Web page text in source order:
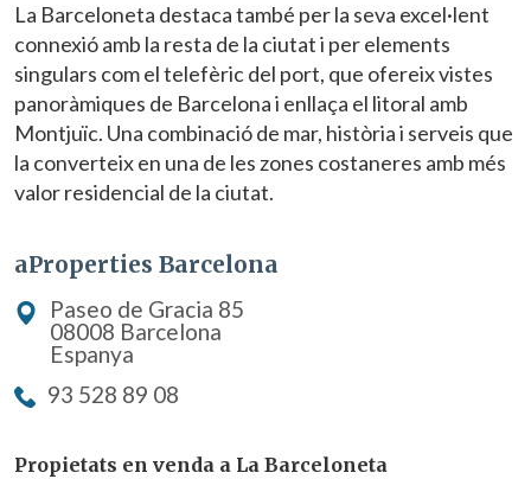
La Barceloneta destaca també per la seva excel·lent
connexió amb la resta de la ciutat i per elements
singulars com el telefèric del port, que ofereix vistes
panoràmiques de Barcelona i enllaça el litoral amb
Montjuïc. Una combinació de mar, història i serveis que
la converteix en una de les zones costaneres amb més
valor residencial de la ciutat.
aProperties Barcelona
Paseo de Gracia 85
08008 Barcelona
Espanya
93 528 89 08
Propietats en venda a La Barceloneta